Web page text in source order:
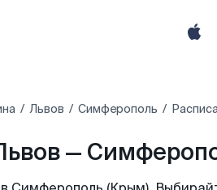
Львов Симферополь
—